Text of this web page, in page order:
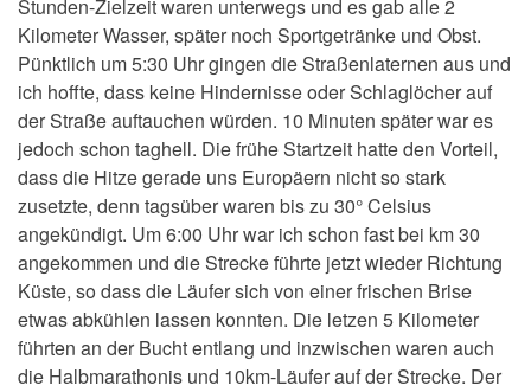
Stunden-Zielzeit waren unterwegs und es gab alle 2
Kilometer Wasser, später noch Sportgetränke und Obst.
Pünktlich um 5:30 Uhr gingen die Straßenlaternen aus und
ich hoffte, dass keine Hindernisse oder Schlaglöcher auf
der Straße auftauchen würden. 10 Minuten später war es
jedoch schon taghell. Die frühe Startzeit hatte den Vorteil,
dass die Hitze gerade uns Europäern nicht so stark
zusetzte, denn tagsüber waren bis zu 30° Celsius
angekündigt. Um 6:00 Uhr war ich schon fast bei km 30
angekommen und die Strecke führte jetzt wieder Richtung
Küste, so dass die Läufer sich von einer frischen Brise
etwas abkühlen lassen konnten. Die letzen 5 Kilometer
führten an der Bucht entlang und inzwischen waren auch
die Halbmarathonis und 10km-Läufer auf der Strecke. Der